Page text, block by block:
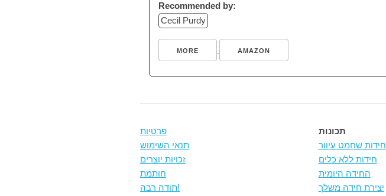
Recommended by:
Cecil Purdy
MORE AMAZON
פרטיות
תנאי השימוש
זכויות יוצרים
חותמת
תודה רבה!
תכונות
חידות שחמט עיוור
חידות ללא כלים
החידה היומית
יצירת חידה משלך